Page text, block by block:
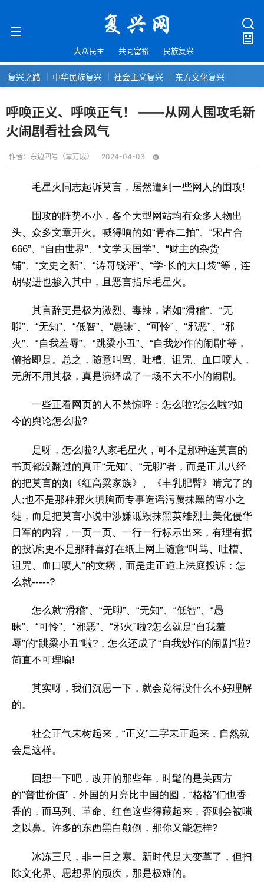
大众民主 共同富裕 民族复兴
复兴之路 中华民族复兴 社会主义复兴 东方文化复兴
呼唤正义、呼唤正气！ ——从网人围攻毛新
火闹剧看社会风气
作者： 东边四号（覃万成） 2024-04-03
毛星火同志起诉莫言，居然遭到一些网人的围攻!
围攻的阵势不小，各个大型网站均有众多人物出
头、众多文章开火。喊得响的如“青春二拍”、“宋占合
666”、“自由世界”、“文学天国学”、“财主的杂货
铺”、“文史之新”、“涛哥锐评”、“学·长的大口袋”等，连
胡锡进也掺入其中，且恶言指斥毛星火。
其言辞更是极为激烈、毒辣，诸如“滑稽”、“无
聊”、“无知”、“低智”、“愚昧”、“可怜”、“邪恶”、“邪
火”、“自我羞辱”、“跳梁小丑”、“自我炒作的闹剧”等，
俯拾即是。总之，随意叫骂、吐槽、诅咒、血口喷人，
无所不用其极，真是演绎成了一场不大不小的闹剧。
一些正看网页的人不禁惊呼：怎么啦?怎么啦?如
今的舆论怎么啦?
是呀，怎么啦?人家毛星火，可不是那种连莫言的
书页都没翻过的真正“无知”、“无聊”者，而是正儿八经
的把莫言的如《红高粱家族》、《丰乳肥臀》啃完了的
人;也不是那种邪火填胸而专事造谣污蔑抹黑的宵小之
徒，而是把莫言小说中涉嫌诋毁抹黑英雄烈士美化侵华
日军的内容，一页一页、一行一行标示出来，有理有据
的投诉;更不是那种喜好在纸上网上随意“叫骂、吐槽、
诅咒、血口喷人”的文痞，而是走正道上法庭投诉：怎
么就-----?
怎么就“滑稽”、“无聊”、“无知”、“低智”、“愚
昧”、“可怜”、“邪恶”、“邪火”啦?怎么就是“自我羞
辱”的“跳梁小丑”啦?，怎么还成了“自我炒作的闹剧”啦?
简直不可理喻!
其实呀，我们沉思一下，就会觉得没什么不好理解
的。
社会正气未树起来，“正义”二字未正起来，自然就
会是这样。
回想一下吧，改开的那些年，时髦的是美西方
的“普世价值”，外国的月亮比中国的圆，“格格”们也香
香的，而马列、革命、红色这些得藏起来，否则会被嗤
之以鼻。许多的东西黑白颠倒，那你又能怎样?
冰冻三尺，非一日之寒。新时代是大变革了，但扫
除文化界、思想界的顽疾，那是极难的。